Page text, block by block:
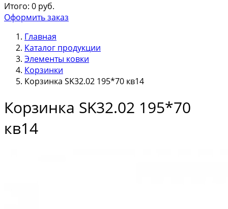
Итого: 0 руб.
Оформить заказ
Главная
Каталог продукции
Элементы ковки
Корзинки
Корзинка SK32.02 195*70 кв14
Корзинка SK32.02 195*70
кв14